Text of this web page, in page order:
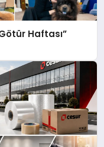
Haftası”